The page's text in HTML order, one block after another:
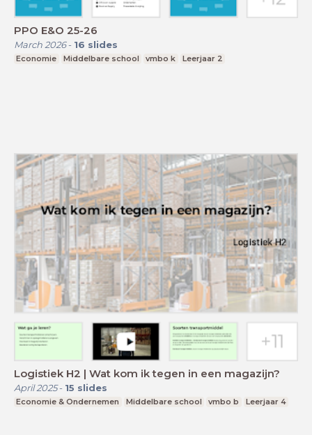
PPO E&O 25-26
March 2026- 16 slides
Economie Middelbare school vmbo k Leerjaar 2
Logistiek H2 | Wat kom ik tegen in een magazijn?
April 2025- 15 slides
Economie & Ondernemen Middelbare school vmbo b Leerjaar 4